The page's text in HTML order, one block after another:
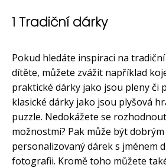
1 Tradiční dárky
Pokud hledáte inspiraci na
dítěte, můžete zvážit například
praktické dárky jako jsou pleny či
klasické dárky jako jsou plyšová
puzzle. Nedokážete se
možnostmi? Pak může být
personalizovaný dárek s jménem
fotografii. Kromě toho můžete